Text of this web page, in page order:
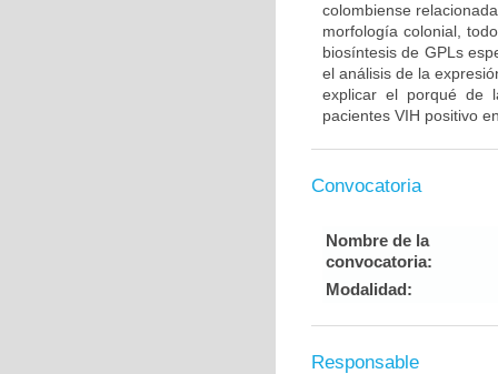
colombiense
morfología colonial,
biosíntesis de GPLs
el análisis de la
explicar el porqué de
pacientes VIH positivo
Convocatoria
Nombre de la
convocatoria:
Modalidad:
Responsable